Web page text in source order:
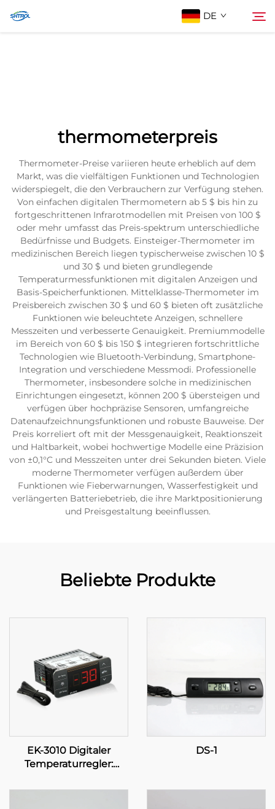
DE
thermometerpreis
Thermometer-Preise variieren heute erheblich auf dem
Markt, was die vielfältigen Funktionen und Technologien
widerspiegelt, die den Verbrauchern zur Verfügung stehen.
Von einfachen digitalen Thermometern ab 5 $ bis hin zu
fortgeschrittenen Infrarotmodellen mit Preisen von 100 $
oder mehr umfasst das Preis-spektrum unterschiedliche
Bedürfnisse und Budgets. Einsteiger-Thermometer im
medizinischen Bereich liegen typischerweise zwischen 10 $
und 30 $ und bieten grundlegende
Temperaturmessfunktionen mit digitalen Anzeigen und
Basis-Speicherfunktionen. Mittelklasse-Thermometer im
Preisbereich zwischen 30 $ und 60 $ bieten oft zusätzliche
Funktionen wie beleuchtete Anzeigen, schnellere
Messzeiten und verbesserte Genauigkeit. Premiummodelle
im Bereich von 60 $ bis 150 $ integrieren fortschrittliche
Technologien wie Bluetooth-Verbindung, Smartphone-
Integration und verschiedene Messmodi. Professionelle
Thermometer, insbesondere solche in medizinischen
Einrichtungen eingesetzt, können 200 $ übersteigen und
verfügen über hochpräzise Sensoren, umfangreiche
Datenaufzeichnungsfunktionen und robuste Bauweise. Der
Preis korreliert oft mit der Messgenauigkeit, Reaktionszeit
und Haltbarkeit, wobei hochwertige Modelle eine Präzision
von ±0,1°C und Messzeiten unter drei Sekunden bieten. Viele
moderne Thermometer verfügen außerdem über
Funktionen wie Fieberwarnungen, Wasserfestigkeit und
verlängerten Batteriebetrieb, die ihre Marktpositionierung
und Preisgestaltung beeinflussen.
Beliebte Produkte
EK-3010 Digitaler
Temperaturregler:
DS-1